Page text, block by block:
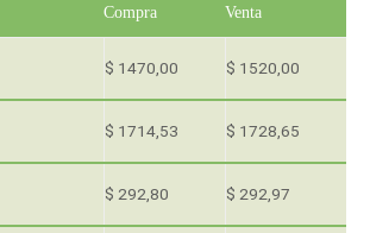
Compra Venta
$ 1470,00 $ 1520,00
$ 1714,53 $ 1728,65
$ 292,80 $ 292,97